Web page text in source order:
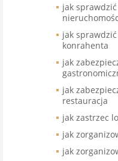
jak
jak
konrahenta
jak
jak
restauracja
jak zastrzec
jak
jak